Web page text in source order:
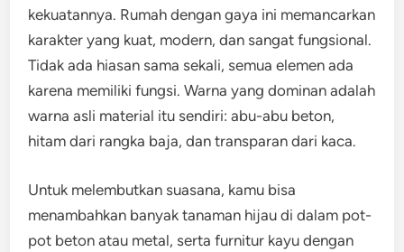
kekuatannya. Rumah dengan gaya ini memancarkan
karakter yang kuat, modern, dan sangat fungsional.
Tidak ada hiasan sama sekali, semua elemen ada
karena memiliki fungsi. Warna yang dominan adalah
warna asli material itu sendiri: abu-abu beton,
hitam dari rangka baja, dan transparan dari kaca.
Untuk melembutkan suasana, kamu bisa
menambahkan banyak tanaman hijau di dalam pot-
pot beton atau metal, serta furnitur kayu dengan